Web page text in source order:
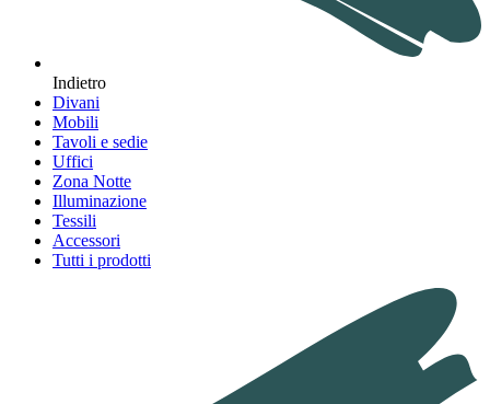
Indietro
Divani
Mobili
Tavoli e sedie
Uffici
Zona Notte
Illuminazione
Tessili
Accessori
Tutti i prodotti